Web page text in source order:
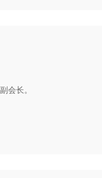
会长。